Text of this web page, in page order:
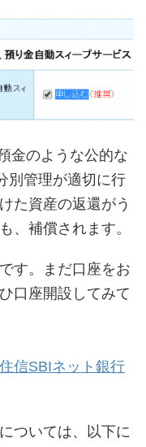
金のような公的な
別管理が適切に行
た資産の返還がう
、補償されます。
す。まだ口座をお
口座開設してみて
信SBIネット銀行
ついては、以下に